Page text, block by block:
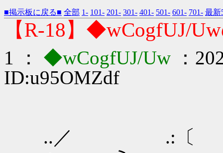
■掲示板に戻る■ 全部 1- 101- 201- 301- 401- 501- 601- 701- 最新
【R-18】◆wCogfUJ/
1 ： ◆wCogfUJ/Uw
：
ID:u95OMZdf
..／